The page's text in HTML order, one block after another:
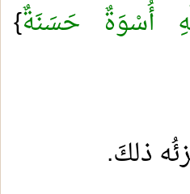
أُسْوَةٌ حَسَنَةٌ}
ذلكَ.